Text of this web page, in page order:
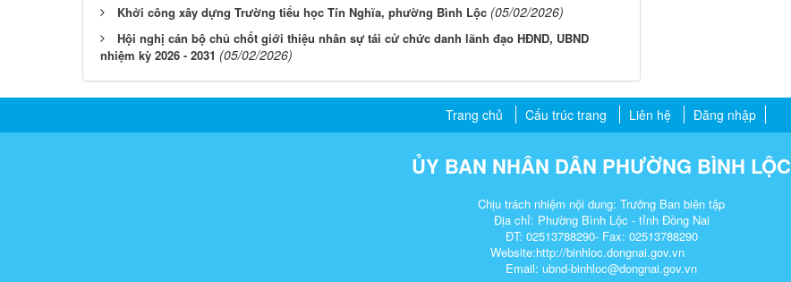
Khởi công xây dựng Trường tiểu học Tín Nghĩa, phường Bình Lộc (05/02/2026)
Hội nghị cán bộ chủ chốt giới thiệu nhân sự tái cử chức danh lãnh đạo HĐND, UBND
nhiệm kỳ 2026 - 2031 (05/02/2026)
Trang chủ Cấu trúc trang Liên hệ Đăng nhập
ỦY BAN NHÂN DÂN PHƯỜNG BÌNH LỘC
Chịu trách nhiệm nội dung: Trưởng Ban biên tập
Địa chỉ: Phường Bình Lộc - tỉnh Đồng Nai
ĐT: 02513788290- Fax: 02513788290
Website:http://binhloc.dongnai.gov.vn
Email: ubnd-binhloc@dongnai.gov.vn​